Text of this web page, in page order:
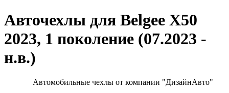
Авточехлы для Belgee X50
2023, 1 поколение (07.2023 -
н.в.)
Автомобильные чехлы от компании "ДизайнАвто"